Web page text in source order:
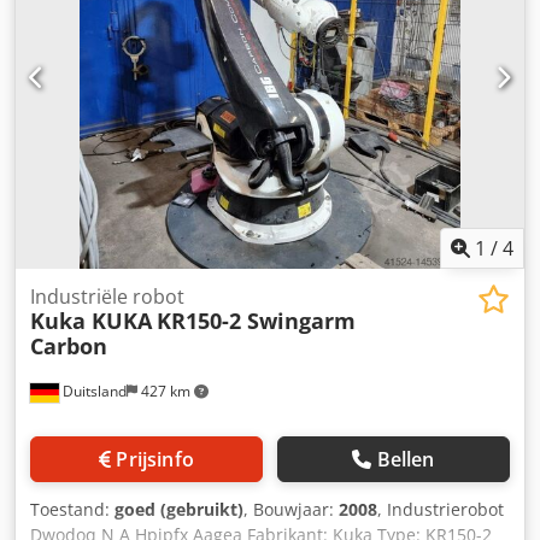
messing pompkop verlengt de levensduur van het toestel
aanzienlijk. Het combineert efficiënte waterkoeling met
een robuust luchtkoelsysteem en garandeert zo maximale
koelprestaties, zelfs bij wisselende omgevings- en
watertemperaturen. Bij de standaardlevering horen een
hogedrukpistool met lans, een 15 m lange hogedrukslang
op een slanghaspel en een power nozzle. Het toestel
beschikt eveneens over een snelkoppelsysteem, waarmee
accessoires tot 5 keer sneller kunnen worden gewisseld
dan bij conventionele draadsystemen. Het toestel betreft
een volledig nieuwe ontwikkeling.
1 /4
Duitsland 427 km
Industriële robot
Kuka KUKA KR150-2 Swingarm
Carbon
Prijsinfo Bellen
Toestand: goed (gebruikt), Bouwjaar: 2008, Industrierobot
Dwodoq N A Hpjpfx Aagea Fabrikant: Kuka Type: KR150-2